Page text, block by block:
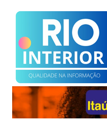
para
conteúdo